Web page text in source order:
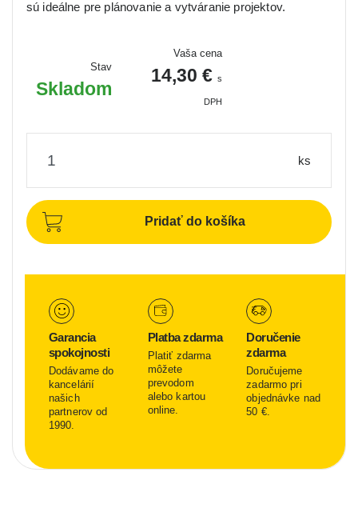
sú ideálne pre plánovanie a vytváranie projektov.
Stav
Skladom
Vaša cena
14,30 € s
DPH
ks
Pridať do košíka
Garancia
spokojnosti
Dodávame do
kancelárií
našich
partnerov od
1990.
Platba zdarma
Platiť zdarma
môžete
prevodom
alebo kartou
online.
Doručenie
zdarma
Doručujeme
zadarmo pri
objednávke nad
50 €.